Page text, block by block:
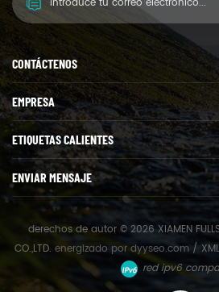
CONTÁCTENOS
EMPRESA
ETIQUETAS CALIENTES
ENVIAR MENSAJE
derechos de autor © 2026 XIAMEN
CO.,LTD. energizado por dyyseo.com / XML
red ipv6